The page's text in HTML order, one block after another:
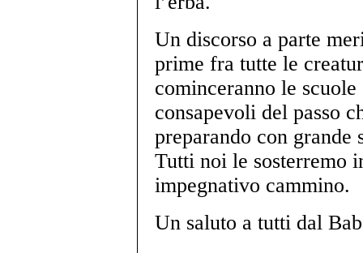
Un discorso a parte
prime fra tutte le
cominceranno le
consapevoli del passo
preparando con grande
Tutti noi le sosterremo
impegnativo cammino.
Un saluto a tutti dal